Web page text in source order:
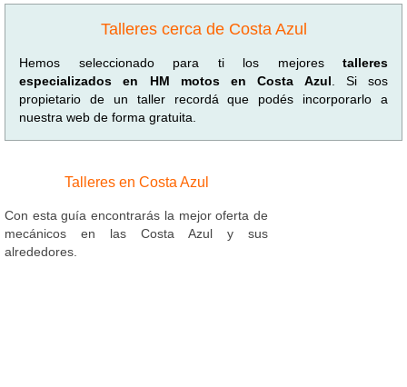
Talleres cerca de Costa Azul
Hemos seleccionado para ti los mejores talleres
especializados en HM motos en Costa Azul . Si sos
propietario de un taller recordá que podés incorporarlo a
nuestra web de forma gratuita.
Talleres en Costa Azul
Con esta guía encontrarás la mejor oferta de
mecánicos en las Costa Azul y sus
alrededores.